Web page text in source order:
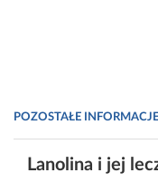
POZOSTAŁE INFORMACJE
Lanolina i jej